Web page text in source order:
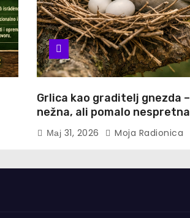
Grlica kao graditelj gnezda –
nežna, ali pomalo nespretna
Мај 31, 2026 Moja Radionica